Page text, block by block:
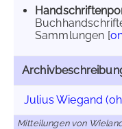
Sammlungen [
Julius Wiegand
Mitteilungen von